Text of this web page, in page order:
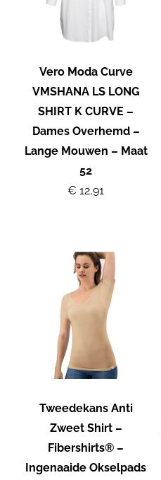
Vero Moda Curve
VMSHANA LS LONG
SHIRT K CURVE –
Dames Overhemd –
Lange Mouwen – Maat
52
€ 12,91
Tweedekans Anti
Zweet Shirt –
Fibershirts® –
Ingenaaide Okselpads